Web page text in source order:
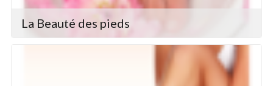
La Beauté des pieds